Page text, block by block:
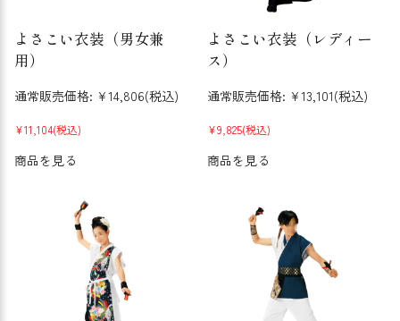
よさこい衣装（男女兼
用）
通常販売価格: ¥14,806(税込)
¥11,104(税込)
商品を見る
よさこい衣装（レディー
ス）
通常販売価格: ¥13,101(税込)
¥9,825(税込)
商品を見る